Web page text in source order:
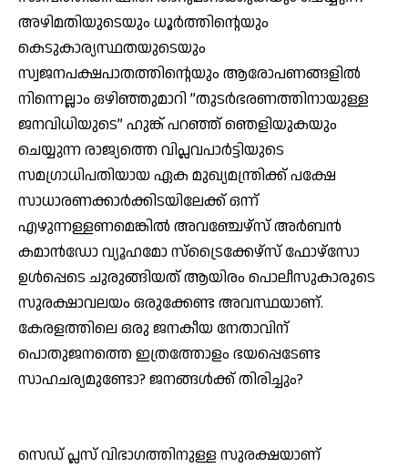
അഴിമതിയുടെയും ധൂര്‍ത്തിന്റെയും
കെടുകാര്യസ്ഥതയുടെയും
സ്വജനപക്ഷപാതത്തിന്റെയും ആരോപണങ്ങളില്‍
നിന്നെല്ലാം ഒഴിഞ്ഞുമാറി ”തുടര്‍ഭരണത്തിനായുള്ള
ജനവിധിയുടെ” ഹുങ്ക് പറഞ്ഞ് ഞെളിയുകയും
ചെയ്യുന്ന രാജ്യത്തെ വിപ്ലവപാര്‍ട്ടിയുടെ
സമഗ്രാധിപതിയായ ഏക മുഖ്യമന്ത്രിക്ക് പക്ഷേ
സാധാരണക്കാര്‍ക്കിടയിലേക്ക് ഒന്ന്
എഴുന്നള്ളണമെങ്കില്‍ അവഞ്ചേഴ്‌സ് അര്‍ബന്‍
കമാന്‍ഡോ വ്യൂഹമോ സ്‌ട്രൈക്കേഴ്‌സ് ഫോഴ്‌സോ
ഉള്‍പ്പെടെ ചുരുങ്ങിയത് ആയിരം പൊലീസുകാരുടെ
സുരക്ഷാവലയം ഒരുക്കേണ്ട അവസ്ഥയാണ്.
കേരളത്തിലെ ഒരു ജനകീയ നേതാവിന്
പൊതുജനത്തെ ഇത്രത്തോളം ഭയപ്പെടേണ്ട
സാഹചര്യമുണ്ടോ? ജനങ്ങള്‍ക്ക് തിരിച്ചും?
സെഡ് പ്ലസ് വിഭാഗത്തിനുള്ള സുരക്ഷയാണ്